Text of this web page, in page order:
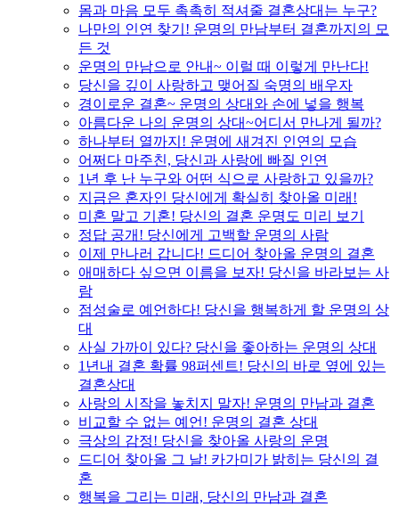
몸과 마음 모두 촉촉히 적셔줄 결혼상대는 누구?
나만의 인연 찾기! 운명의 만남부터 결혼까지의 모
든 것
운명의 만남으로 안내~ 이럴 때 이렇게 만난다!
당신을 깊이 사랑하고 맺어질 숙명의 배우자
경이로운 결혼~ 운명의 상대와 손에 넣을 행복
아름다운 나의 운명의 상대~어디서 만나게 될까?
하나부터 열까지! 운명에 새겨진 인연의 모습
어쩌다 마주친, 당신과 사랑에 빠질 인연
1년 후 난 누구와 어떤 식으로 사랑하고 있을까?
지금은 혼자인 당신에게 확실히 찾아올 미래!
미혼 말고 기혼! 당신의 결혼 운명도 미리 보기
정답 공개! 당신에게 고백할 운명의 사람
이제 만나러 갑니다! 드디어 찾아올 운명의 결혼
애매하다 싶으면 이름을 보자! 당신을 바라보는 사
람
점성술로 예언하다! 당신을 행복하게 할 운명의 상
대
사실 가까이 있다? 당신을 좋아하는 운명의 상대
1년내 결혼 확률 98퍼센트! 당신의 바로 옆에 있는
결혼상대
사랑의 시작을 놓치지 말자! 운명의 만남과 결혼
비교할 수 없는 예언! 운명의 결혼 상대
극상의 감정! 당신을 찾아올 사랑의 운명
드디어 찾아올 그 날! 카가미가 밝히는 당신의 결
혼
행복을 그리는 미래, 당신의 만남과 결혼